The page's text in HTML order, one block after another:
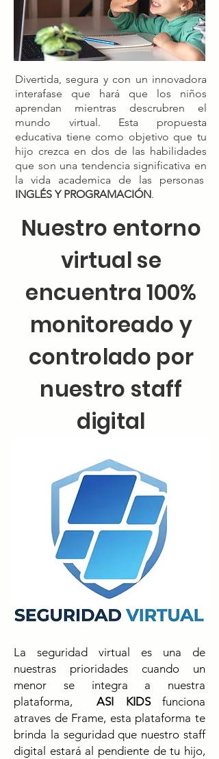
Divertida, segura y con un innovadora
interafase que hará que los niños
aprendan mientras descrubren el
mundo virtual.​ Esta propuesta
educativa tiene como objetivo que tu
hijo crezca en dos de las habilidades
que son una tendencia significativa en
la vida academica de las personas
INGLÉS Y PROGRAMACIÓN.
Nuestro entorno
virtual se
encuentra 100%
monitoreado y
controlado por
nuestro staff
digital
La seguridad virtual es una de
nuestras prioridades cuando un
menor se integra a nuestra
plataforma,
ASI KIDSfunciona
atraves de Frame, esta plataforma te
brinda la seguridad que nuestro staff
digital estará al pendiente de tu hijo,